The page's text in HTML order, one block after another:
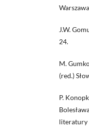
J.W.
24.
M.
(red.)
P.
literatury